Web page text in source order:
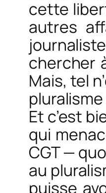
cette
autres
chercher
Mais, tel
Et c’est
qui
CGT —
au
puisse